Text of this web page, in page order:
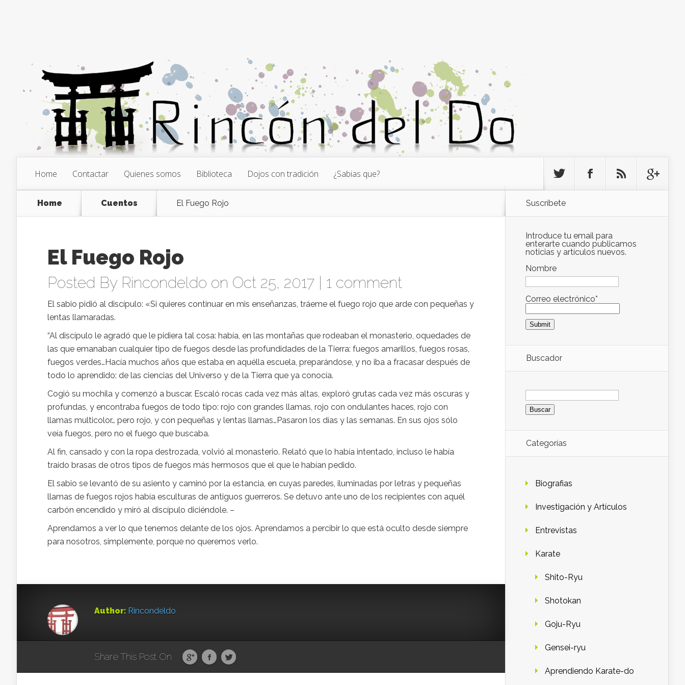
Home Contactar Quienes somos Biblioteca Dojos con tradición ¿Sabias que?
Home Cuentos El Fuego Rojo
El Fuego Rojo
Posted By Rincondeldo on Oct 25, 2017 | 1 comment
El sabio pidió al discípulo: «Si quieres continuar en mis enseñanzas, tráeme el fuego rojo que arde con pequeñas y
lentas llamaradas.
“Al discípulo le agradó que le pidiera tal cosa: había, en las montañas que rodeaban el monasterio, oquedades de
las que emanaban cualquier tipo de fuegos desde las profundidades de la Tierra: fuegos amarillos, fuegos rosas,
fuegos verdes…Hacía muchos años que estaba en aquélla escuela, preparándose, y no iba a fracasar después de
todo lo aprendido: de las ciencias del Universo y de la Tierra que ya conocía.
Cogió su mochila y comenzó a buscar. Escaló rocas cada vez más altas, exploró grutas cada vez más oscuras y
profundas, y encontraba fuegos de todo tipo: rojo con grandes llamas, rojo con ondulantes haces, rojo con
llamas multicolor… pero rojo, y con pequeñas y lentas llamas…Pasaron los días y las semanas. En sus ojos sólo
veía fuegos, pero no el fuego que buscaba.
Al fin, cansado y con la ropa destrozada, volvió al monasterio. Relató que lo había intentado, incluso le había
traído brasas de otros tipos de fuegos más hermosos que el que le habían pedido.
El sabio se levantó de su asiento y caminó por la estancia, en cuyas paredes, iluminadas por letras y pequeñas
llamas de fuegos rojos había esculturas de antiguos guerreros. Se detuvo ante uno de los recipientes con aquél
carbón encendido y miró al discípulo diciéndole. –
Aprendamos a ver lo que tenemos delante de los ojos. Aprendamos a percibir lo que está oculto desde siempre
para nosotros, simplemente, porque no queremos verlo.
Author: Rincondeldo
Share This Post On
Suscríbete
Introduce tu email para
enterarte cuando publicamos
noticias y artículos nuevos.
Nombre
Correo electrónico*
Buscador
Buscar:
Categorías
Biografias
Investigación y Artículos
Entrevistas
Karate
Shito-Ryu
Shotokan
Goju-Ryu
Gensei-ryu
Aprendiendo Karate-do